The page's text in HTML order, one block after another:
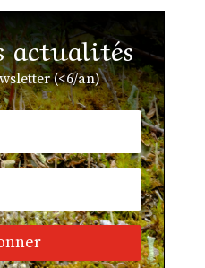
actualités
(<6/an)